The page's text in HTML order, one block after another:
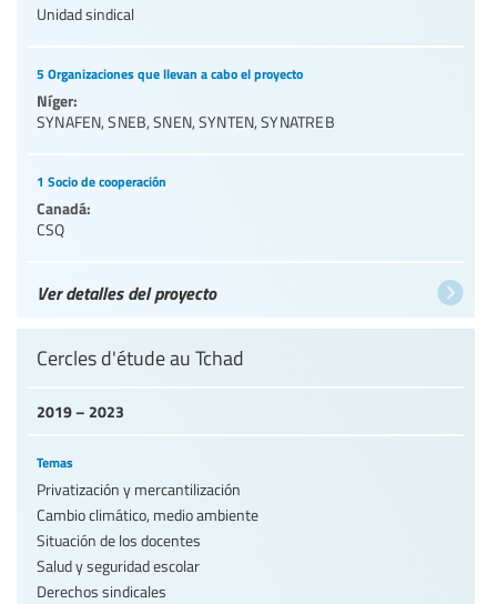
Unidad sindical
5 Organizaciones que llevan a cabo el proyecto
Níger:
SYNAFEN,SNEB,SNEN,SYNTEN,SYNATREB
1 Socio de cooperación
Canadá:
CSQ
Ver detalles del proyecto
2019 – 2023
Cercles d'étude au Tchad
Temas
Privatización y mercantilización
Cambio climático, medio ambiente
Situación de los docentes
Salud y seguridad escolar
Derechos sindicales